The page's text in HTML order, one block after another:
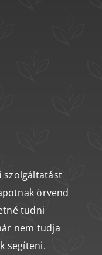
szolgáltatást
örvend
tudni
nem tudja
segíteni.